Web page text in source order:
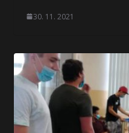
30. 11. 2021